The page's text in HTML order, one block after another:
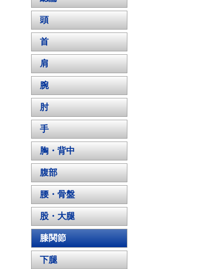
頭
首
肩
腕
肘
手
胸・背中
腹部
腰・骨盤
股・大腿
膝関節
下腿